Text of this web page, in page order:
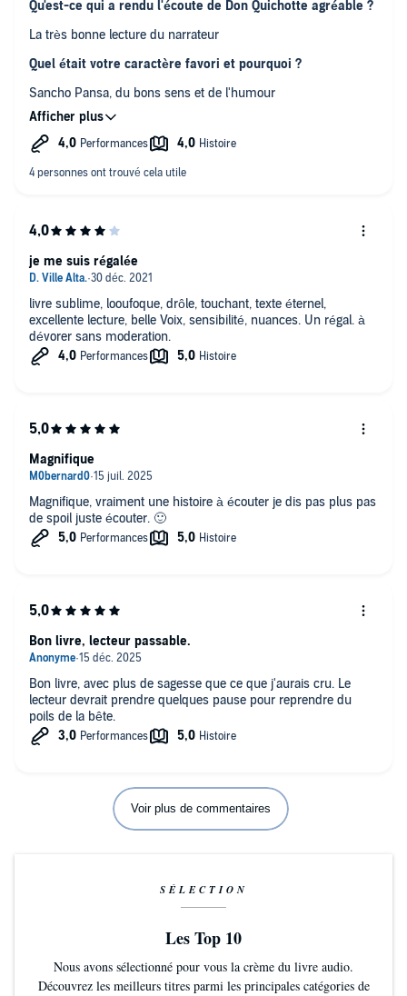
Qu'est-ce qui a rendu l'écoute de Don Quichotte agréable ?
La très bonne lecture du narrateur
Quel était votre caractère favori et pourquoi ?
Sancho Pansa, du bons sens et de l'humour
Auriez-vous pu écouter ce livre audio en une seule fois ?
Non, s'écoute très bien par chapitre
livre sublime, looufoque, drôle, touchant, texte éternel,
excellente lecture, belle Voix, sensibilité, nuances. Un régal. à
dévorer sans moderation.
je me suis régalée
Magnifique, vraiment une histoire à écouter je dis pas plus pas
de spoil juste écouter. 🙂
Magnifique
Bon livre, avec plus de sagesse que ce que j'aurais cru. Le
lecteur devrait prendre quelques pause pour reprendre du
poils de la bête.
Bon livre, lecteur passable.
Voir plus de commentaires
SÉLECTION
Les Top 10
Nous avons sélectionné pour vous la crème du livre audio.
Découvrez les meilleurs titres parmi les principales catégories de